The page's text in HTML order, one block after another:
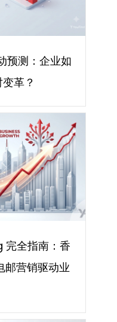
预测：企业如
革？
全指南：香
邮营销驱动业